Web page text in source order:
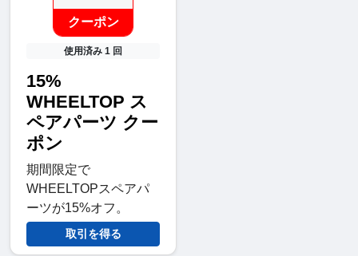
クーポン
使用済み 1 回
15%
WHEELTOP ス
ペアパーツ クー
ポン
期間限定で
WHEELTOPスペアパ
ーツが15%オフ。
取引を得る